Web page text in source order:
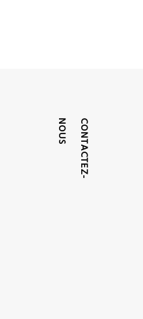
C
O
N
T
A
C
T
E
Z
-
N
O
U
S